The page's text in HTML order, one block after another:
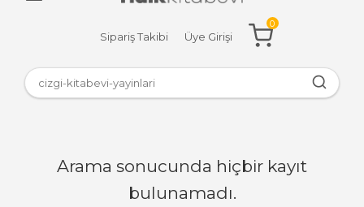
Sipariş Takibi Üye Girişi
0
Arama sonucunda hiçbir kayıt
bulunamadı.